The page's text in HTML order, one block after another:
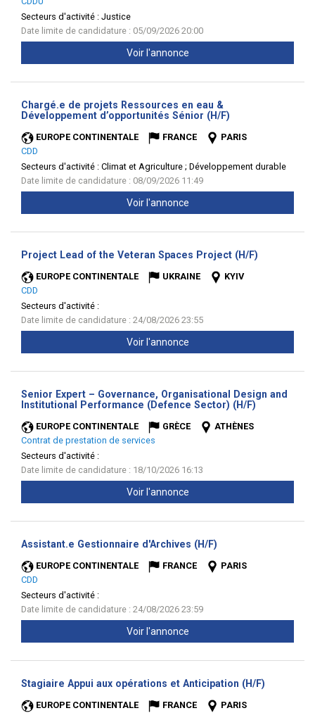
Secteurs d'activité : Justice
Date limite de candidature : 05/09/2026 20:00
Voir l'annonce
Chargé.e de projets Ressources en eau &
Développement d’opportunités Sénior (H/F)
EUROPE CONTINENTALE FRANCE
PARIS
CDD
Secteurs d'activité : Climat et Agriculture ; Développement durable
Date limite de candidature : 08/09/2026 11:49
Voir l'annonce
Project Lead of the Veteran Spaces Project (H/F)
EUROPE CONTINENTALE UKRAINE
KYIV
CDD
Secteurs d'activité :
Date limite de candidature : 24/08/2026 23:55
Voir l'annonce
Senior Expert – Governance, Organisational Design and
Institutional Performance (Defence Sector) (H/F)
EUROPE CONTINENTALE GRÈCE
ATHÈNES
Contrat de prestation de services
Secteurs d'activité :
Date limite de candidature : 18/10/2026 16:13
Voir l'annonce
Assistant.e Gestionnaire d'Archives (H/F)
EUROPE CONTINENTALE FRANCE
PARIS
CDD
Secteurs d'activité :
Date limite de candidature : 24/08/2026 23:59
Voir l'annonce
Stagiaire Appui aux opérations et Anticipation (H/F)
EUROPE CONTINENTALE FRANCE PARIS